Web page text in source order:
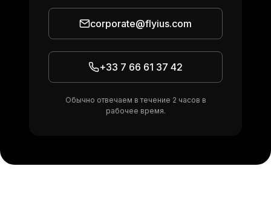
corporate@flyius.com
+33 7 66 61 37 42
Обычно отвечаем в течение 2 часов в
рабочее время.